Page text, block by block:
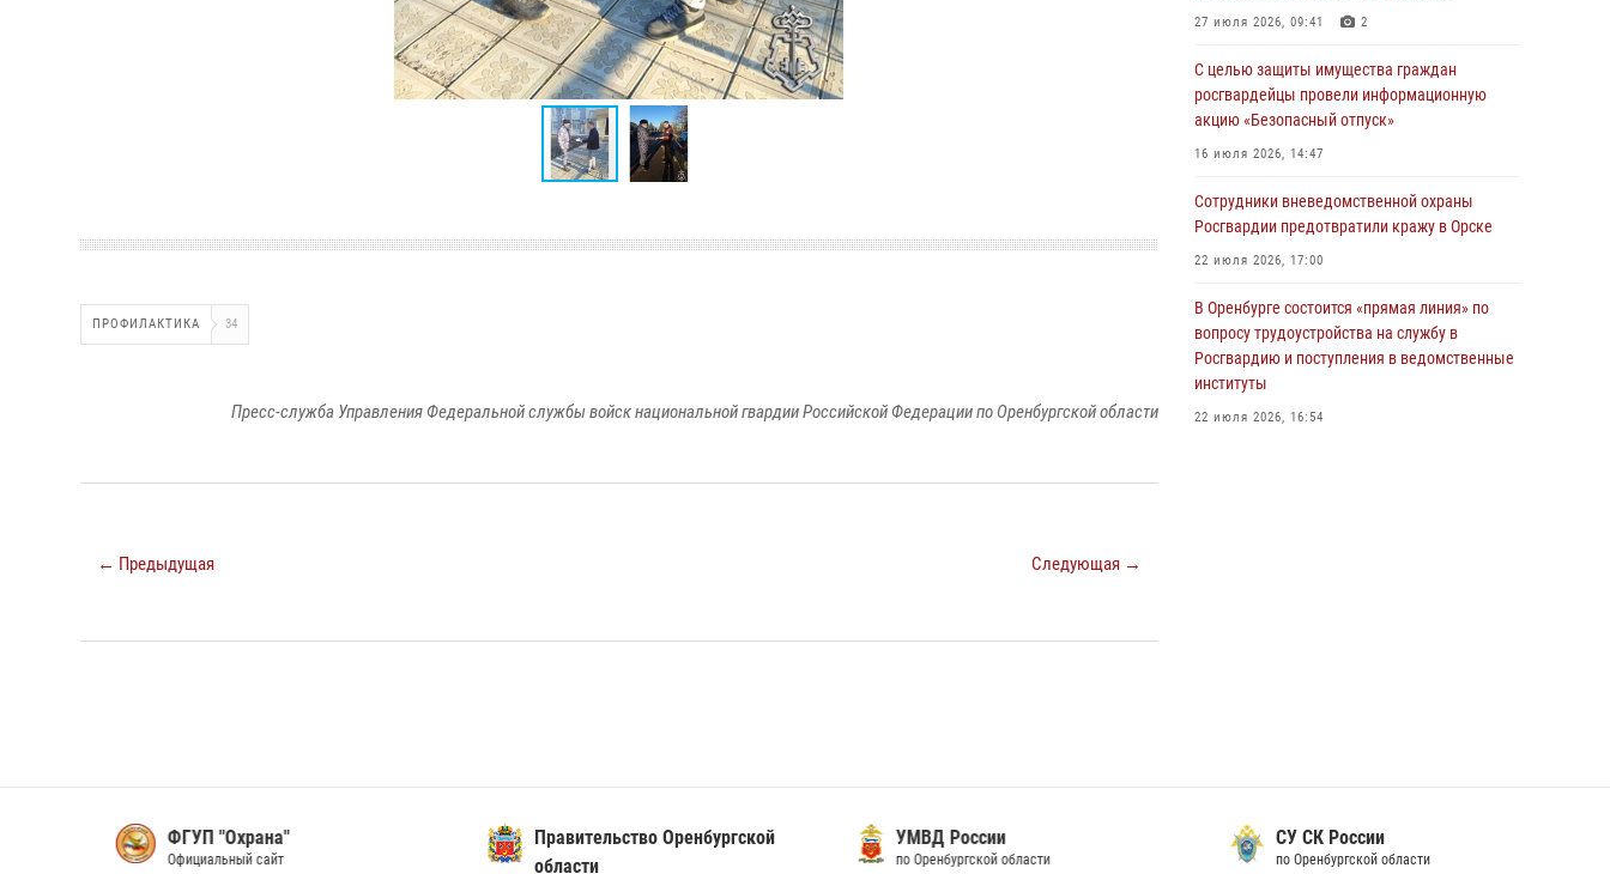
ПРОФИЛАКТИКА 34
Пресс-служба Управления Федеральной службы войск национальной гвардии Российской Федерации по Оренбургской области
← Предыдущая Следующая →
28 июля 2026, 09:58 1
Росгвардейцы обеспечили правопорядок на
праздновании Дня ВМФ в Оренбурге
27 июля 2026, 09:41 2
спасен мужчина в тяжелой жизненной
ситуации (ВИДЕО)
26 июля 2026, 10:09
Росгвардейцы Оренбургской области
проверили готовность детских
образовательных учреждений к новому
24 июля 2026, 09:32
27 июля 2026, 09:41 2
С целью защиты имущества граждан
росгвардейцы провели информационную
акцию «Безопасный отпуск»
16 июля 2026, 14:47
Сотрудники вневедомственной охраны
Росгвардии предотвратили кражу в Орске
22 июля 2026, 17:00
В Оренбурге состоится «прямая линия» по
вопросу трудоустройства на службу в
Росгвардию и поступления в ведомственные
институты
22 июля 2026, 16:54
26 июля 2026, 10:09 1
Семья, верность долгу: история
росгвардейцев Печенкиных
ФГУП "Охрана"
Официальный сайт
Правительство Оренбургской
области
УМВД России
по Оренбургской области
CУ СК России
по Оренбургской области